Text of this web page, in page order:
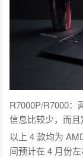
R7000P/R7000：
信息比较少，而且
以上 4 款均为
间预计在 4 月份左